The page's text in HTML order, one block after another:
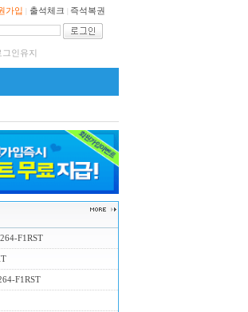
가입 출석체크 즉석복권
그인유지
F1RST
F1RST